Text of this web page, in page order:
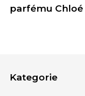
parfému Chloé
Kategorie